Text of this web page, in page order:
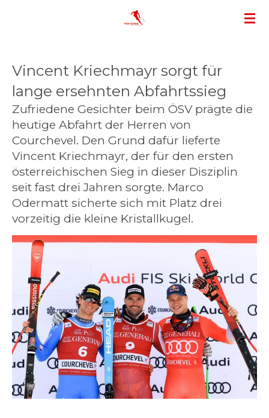
Vincent Kriechmayr sorgt für
lange ersehnten Abfahrtssieg
Zufriedene Gesichter beim ÖSV prägte die
heutige Abfahrt der Herren von
Courchevel. Den Grund dafür lieferte
Vincent Kriechmayr, der für den ersten
österreichischen Sieg in dieser Disziplin
seit fast drei Jahren sorgte. Marco
Odermatt sicherte sich mit Platz drei
vorzeitig die kleine Kristallkugel.